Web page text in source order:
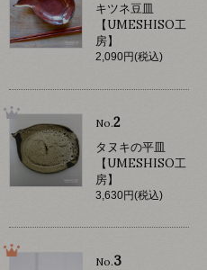
キツネ豆皿
【UMESHISO工
房】
2,090円(税込)
No.2
タヌキの平皿
【UMESHISO工
房】
3,630円(税込)
No.3